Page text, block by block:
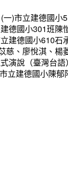
)市立建德國
德國小301班
建德國小610
慈、廖悅淇、
演說（臺灣台
立建德國小陳